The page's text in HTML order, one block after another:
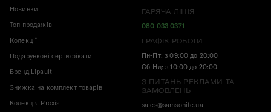
Новинки
Топ продажів
Колекції
Подарункові сертифікати
Бренд Lipault
Знижка на комплект товарів
Колекція Proxis
ГАРЯЧА ЛІНІЯ
080 033 0371
ГРАФІК РОБОТИ
Пн-Пт: з 09:00 до 20:00
Сб-Нд: з 10:00 до 20:00
З ПИТАНЬ РЕКЛАМИ ТА
ЗАМОВЛЕНЬ
sales@samsonite.ua